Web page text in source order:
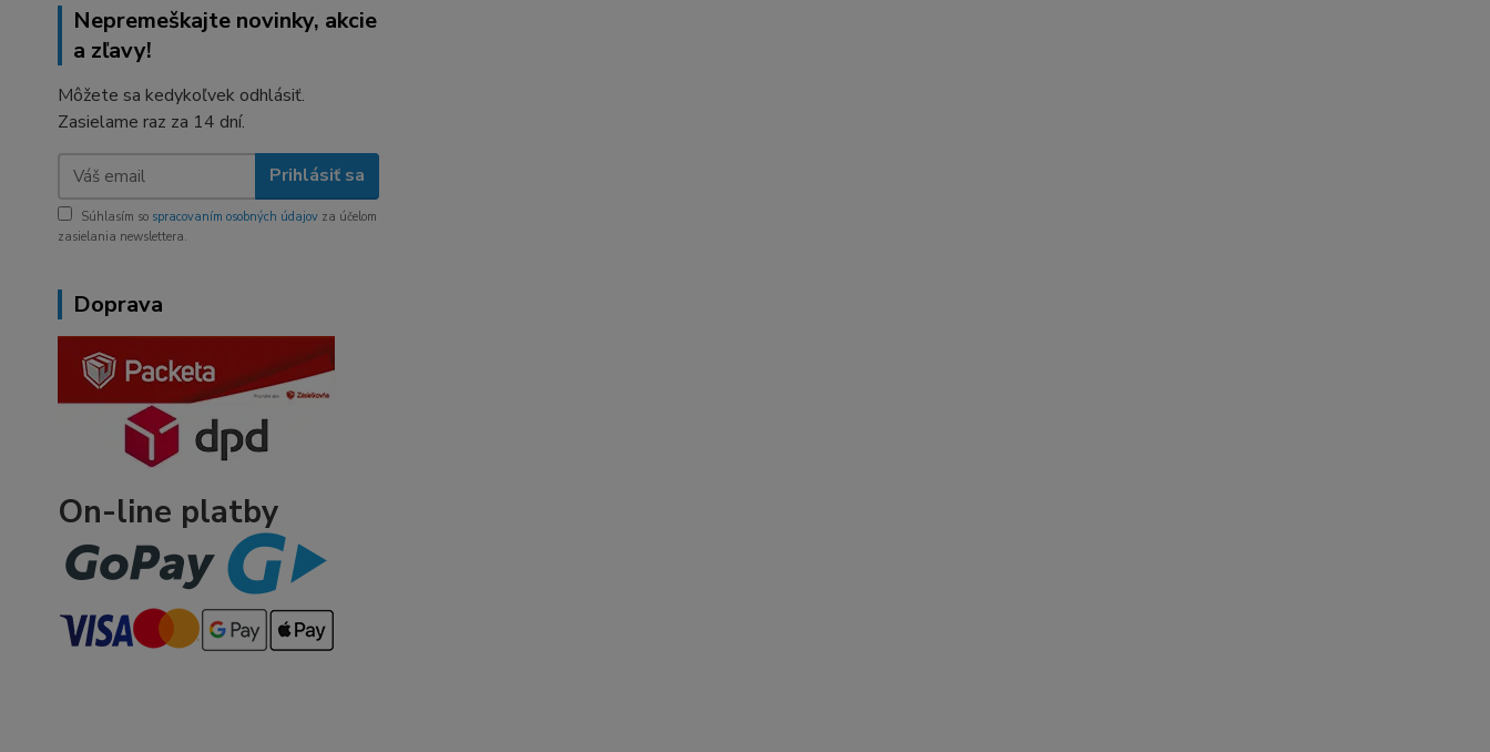
Nepremeškajte novinky, akcie
a zľavy!
Môžete sa kedykoľvek odhlásiť.
Zasielame raz za 14 dní.
Prihlásiť sa
Súhlasím so spracovaním osobných údajov za účelom
zasielania newslettera.
Doprava
On-line platby